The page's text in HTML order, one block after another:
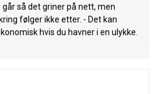
så det griner på nett, men
følger ikke etter. - Det kan
hvis du havner i en ulykke.